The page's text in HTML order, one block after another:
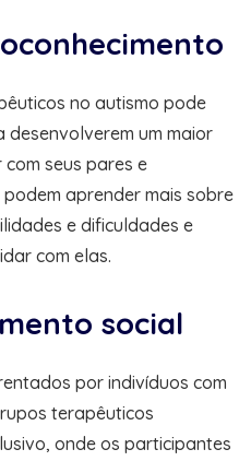
no autismo pode
desenvolverem um maior
seus pares e
aprender mais sobre
e dificuldades e
com elas.
social
por indivíduos com
terapêuticos
onde os participantes